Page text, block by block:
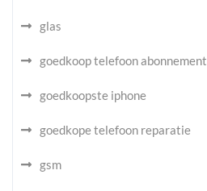
glas
goedkoop telefoon abonnement
goedkoopste iphone
goedkope telefoon reparatie
gsm